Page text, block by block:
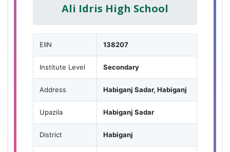
Ali Idris High School
EIIN 138207
Institute Level Secondary
Address Habiganj Sadar, Habiganj
Upazila Habiganj Sadar
District Habiganj